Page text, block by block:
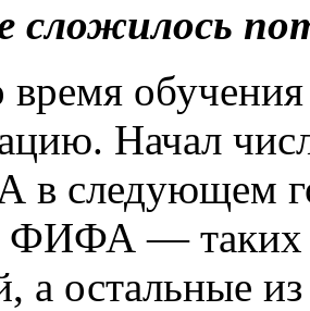
сложилось
обучения
Начал
в следующем
ФИФА — таких
а остальные